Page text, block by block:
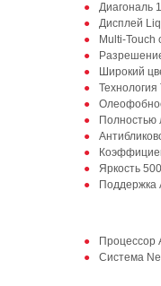
Диагональ
Дисплей
Multi‑Touch
Широкий
Технология
Полностью
Яркость
Поддержка
Процессор
Система